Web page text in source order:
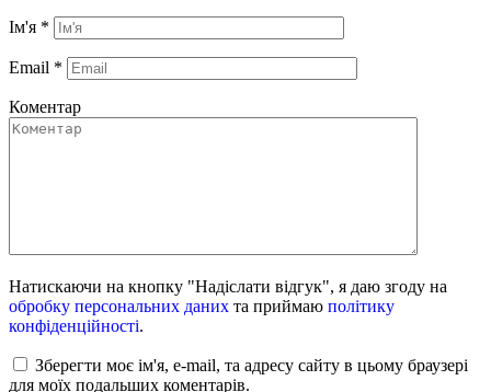
Ім'я *
Email *
Коментар
Натискаючи на кнопку "Надіслати відгук", я даю згоду на
обробку персональних даних та приймаю політику
конфіденційності.
Зберегти моє ім'я, e-mail, та адресу сайту в цьому браузері
для моїх подальших коментарів.